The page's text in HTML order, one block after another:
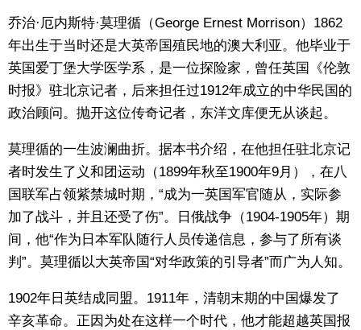
编辑部通知
SNS
乔治·厄内斯特·莫理循（George Ernest Morrison）1862
年出生于当时还是大英帝国殖民地的澳大利亚。他毕业于
英国爱丁堡大学医学系，是一位探险家，曾任英国《伦敦
时报》驻北京记者，后来担任过1912年成立的中华民国的
政治顾问。抛开这位传奇记者，东洋文库便无从谈起。
莫理循的一生波澜曲折。据本书介绍，在他担任驻北京记
者时发生了义和团运动（1899年秋至1900年9月），在八
国联军占领紫禁城时期，“成为一英国军官随从，实际参
加了战斗，并且还受了伤”。日俄战争（1904-1905年）期
间，他“作为日本军队随行人员传递信息，参与了所有谈
判”。莫理循以大英帝国“对华政策的引导者”而广为人知。
1902年日英结成同盟。1911年，清朝末期的中国爆发了
辛亥革命。正因为处在这样一个时代，他才能超越英国报